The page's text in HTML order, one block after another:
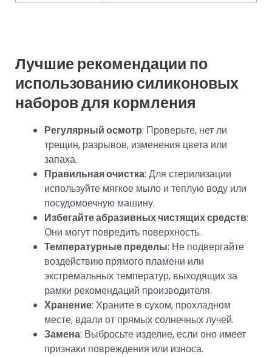
Лучшие рекомендации по
использованию силиконовых
наборов для кормления
Регулярный осмотр: Проверьте, нет ли
трещин, разрывов, изменения цвета или
запаха.
Правильная очистка: Для стерилизации
используйте мягкое мыло и теплую воду или
посудомоечную машину.
Избегайте абразивных чистящих средств:
Они могут повредить поверхность.
Температурные пределы: Не подвергайте
воздействию прямого пламени или
экстремальных температур, выходящих за
рамки рекомендаций производителя.
Хранение: Храните в сухом, прохладном
месте, вдали от прямых солнечных лучей.
Замена: Выбросьте изделие, если оно имеет
признаки повреждения или износа.